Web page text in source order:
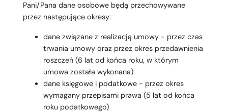
Pani/Pana dane osobowe będą przechowywane
przez następujące okresy:
dane związane z realizacją umowy - przez czas
trwania umowy oraz przez okres przedawnienia
roszczeń (6 lat od końca roku, w którym
umowa została wykonana)
dane księgowe i podatkowe - przez okres
wymagany przepisami prawa (5 lat od końca
roku podatkowego)